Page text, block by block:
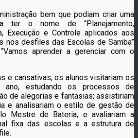
bem que podiam criar uma
ter o nome de “Planejamento,
Execução e Controle aplicados aos
nos desfiles das Escolas de Samba”
aprender a gerenciar com o
e cansativas, os alunos visitariam os
ano, estudando os processos de
de alegorias e fantasias; assistiriam
e analisariam o estilo de gestão de
Mestre de Bateria; e avaliariam a
fixa das escolas e a estrutura de